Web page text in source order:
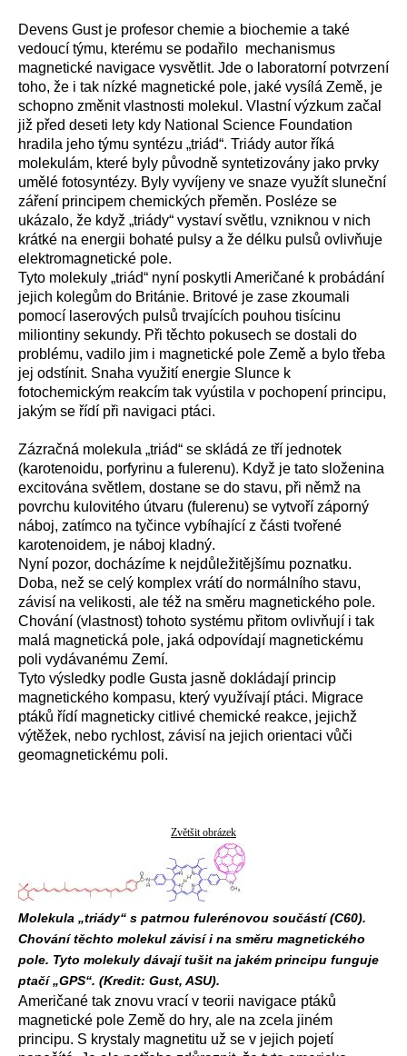
Devens Gust je profesor chemie a biochemie a také
vedoucí týmu, kterému se podařilo mechanismus
magnetické navigace vysvětlit. Jde o laboratorní potvrzení
toho, že i tak nízké magnetické pole, jaké vysílá Země, je
schopno změnit vlastnosti molekul. Vlastní výzkum začal
již před deseti lety kdy National Science Foundation
hradila jeho týmu syntézu „triád“. Triády autor říká
molekulám, které byly původně syntetizovány jako prvky
umělé fotosyntézy. Byly vyvíjeny ve snaze využít sluneční
záření principem chemických přeměn. Posléze se
ukázalo, že když „triády“ vystaví světlu, vzniknou v nich
krátké na energii bohaté pulsy a že délku pulsů ovlivňuje
elektromagnetické pole.
Tyto molekuly „triád“ nyní poskytli Američané k probádání
jejich kolegům do Británie. Britové je zase zkoumali
pomocí laserových pulsů trvajících pouhou tisícinu
miliontiny sekundy. Při těchto pokusech se dostali do
problému, vadilo jim i magnetické pole Země a bylo třeba
jej odstínit. Snaha využití energie Slunce k
fotochemickým reakcím tak vyústila v pochopení principu,
jakým se řídí při navigaci ptáci.
Zázračná molekula „triád“ se skládá ze tří jednotek
(karotenoidu, porfyrinu a fulerenu). Když je tato složenina
excitována světlem, dostane se do stavu, při němž na
povrchu kulovitého útvaru (fulerenu) se vytvoří záporný
náboj, zatímco na tyčince vybíhající z části tvořené
karotenoidem, je náboj kladný.
Nyní pozor, docházíme k nejdůležitějšímu poznatku.
Doba, než se celý komplex vrátí do normálního stavu,
závisí na velikosti, ale též na směru magnetického pole.
Chování (vlastnost) tohoto systému přitom ovlivňují i tak
malá magnetická pole, jaká odpovídají magnetickému
poli vydávanému Zemí.
Tyto výsledky podle Gusta jasně dokládají princip
magnetického kompasu, který využívají ptáci. Migrace
ptáků řídí magneticky citlivé chemické reakce, jejichž
výtěžek, nebo rychlost, závisí na jejich orientaci vůči
geomagnetickému poli.
Zvětšit obrázek
Molekula „triády“ s patrnou fulerénovou součástí (C60).
Chování těchto molekul závisí i na směru magnetického
pole. Tyto molekuly dávají tušit na jakém principu funguje
ptačí „GPS“. (Kredit: Gust, ASU).
Američané tak znovu vrací v teorii navigace ptáků
magnetické pole Země do hry, ale na zcela jiném
principu. S krystaly magnetitu už se v jejich pojetí